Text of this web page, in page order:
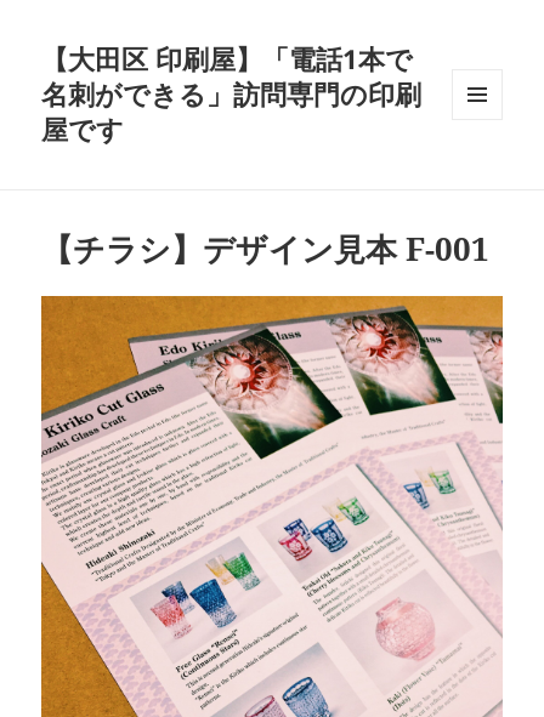
【大田区 印刷屋】「電話1本で
名刺ができる」訪問専門の印刷
屋です
【チラシ】デザイン見本 F-001